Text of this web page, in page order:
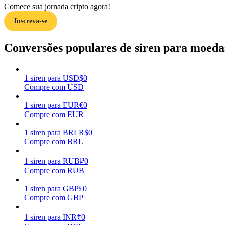
Guia
Estratégias de negociação
Aprenda como se manter lucrativo
Comece sua jornada cripto agora!
Inscreva-se
Conversões populares de siren para
1 siren para USD$0
Compre com USD
1 siren para EUR€0
Compre com EUR
1 siren para BRLR$0
Compre com BRL
1 siren para RUB₽0
Compre com RUB
1 siren para GBP£0
Compre com GBP
1 siren para INR₹0